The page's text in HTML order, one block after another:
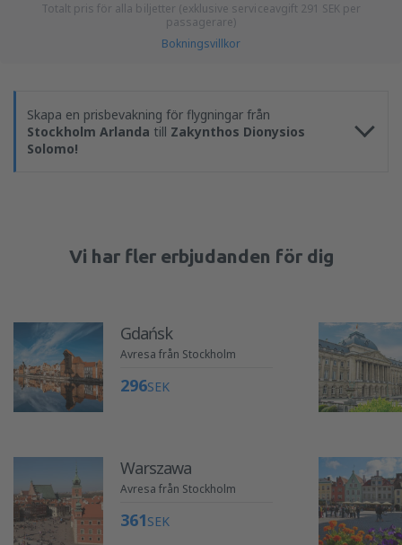
Totalt pris för alla biljetter (exklusive serviceavgift 291 SEK per
passagerare)
Bokningsvillkor
Skapa en prisbevakning för flygningar från
Stockholm Arlanda till Zakynthos Dionysios
Solomo!
Vi har fler erbjudanden för dig
Gdańsk
Avresa från Stockholm
296SEK
Warszawa
Avresa från Stockholm
361SEK